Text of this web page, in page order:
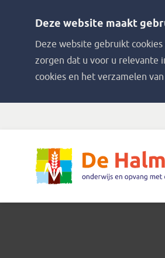
Deze website maakt
Deze website gebruikt
zorgen dat u voor u relevante
cookies en het verzamelen